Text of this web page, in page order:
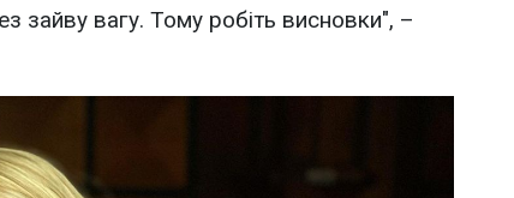
зайву вагу. Тому робіть висновки", –